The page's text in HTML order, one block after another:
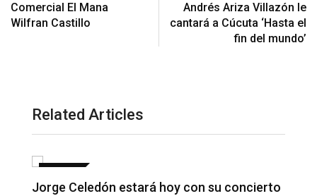
Comercial El Mana
Wilfran Castillo
Andrés Ariza Villazón le
cantará a Cúcuta ‘Hasta el
fin del mundo’
Related Articles
Fabian Corrales con sus grandes éxitos en